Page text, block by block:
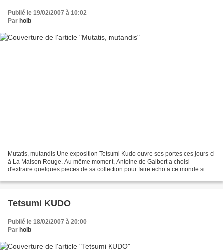
Publié le 19/02/2007 à 10:02
Par holb
Mutatis, mutandis Une exposition Tetsumi Kudo ouvre ses portes ces jours-ci
à La Maison Rouge. Au même moment, Antoine de Galbert a choisi
d'extraire quelques pièces de sa collection pour faire écho à ce monde si
Tetsumi KUDO
Publié le 18/02/2007 à 20:00
Par holb